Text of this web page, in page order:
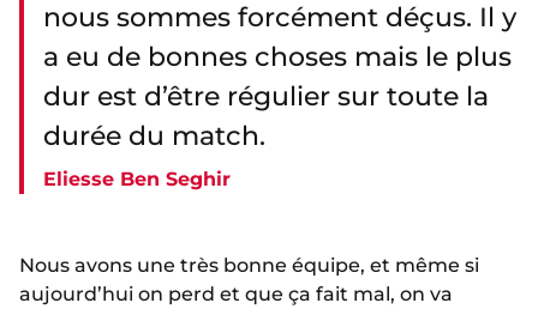
nous sommes forcément déçus. Il y
a eu de bonnes choses mais le plus
dur est d’être régulier sur toute la
durée du match.
Eliesse Ben Seghir
Nous avons une très bonne équipe, et même si
aujourd’hui on perd et que ça fait mal, on va